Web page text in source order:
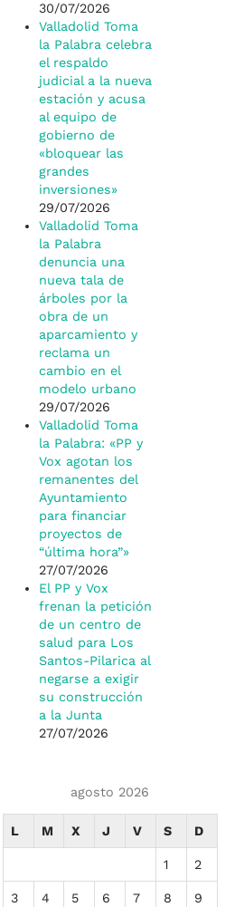
30/07/2026
Valladolid Toma
la Palabra celebra
el respaldo
judicial a la nueva
estación y acusa
al equipo de
gobierno de
«bloquear las
grandes
inversiones»
29/07/2026
Valladolid Toma
la Palabra
denuncia una
nueva tala de
árboles por la
obra de un
aparcamiento y
reclama un
cambio en el
modelo urbano
29/07/2026
Valladolid Toma
la Palabra: «PP y
Vox agotan los
remanentes del
Ayuntamiento
para financiar
proyectos de
“última hora”»
27/07/2026
El PP y Vox
frenan la petición
de un centro de
salud para Los
Santos-Pilarica al
negarse a exigir
su construcción
a la Junta
27/07/2026
agosto 2026
L M X J V S D
1 2
3 4 5 6 7 8 9